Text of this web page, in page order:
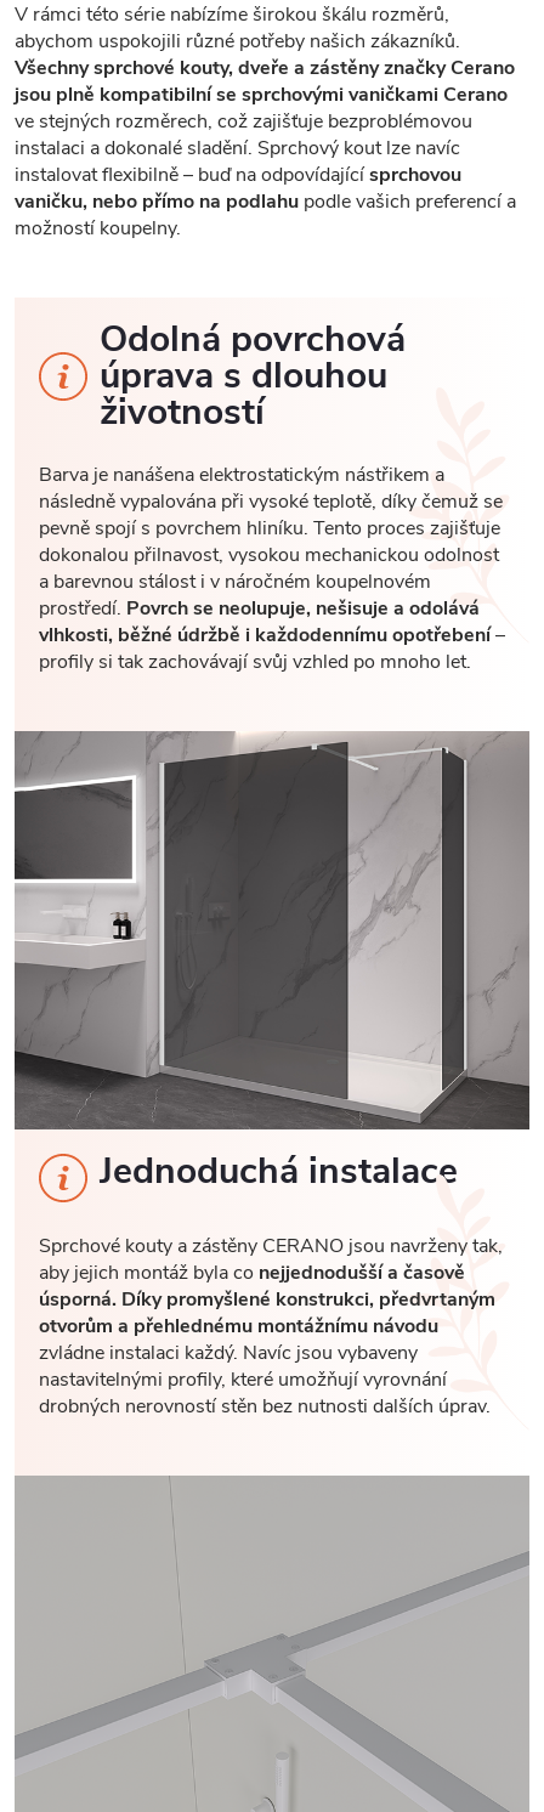
V rámci této série nabízíme širokou škálu rozměrů,
abychom uspokojili různé potřeby našich zákazníků.
Všechny sprchové kouty, dveře a zástěny značky Cerano
jsou plně kompatibilní se sprchovými vaničkami Cerano
ve stejných rozměrech, což zajišťuje bezproblémovou
instalaci a dokonalé sladění. Sprchový kout lze navíc
instalovat flexibilně – buď na odpovídajícísprchovou
vaničku, nebo přímo na podlahu podle vašich preferencí a
možností koupelny.
Odolná povrchová
úprava s dlouhou
životností
Barva je nanášena elektrostatickým nástřikem a
následně vypalována při vysoké teplotě, díky čemuž se
pevně spojí s povrchem hliníku. Tento proces zajišťuje
dokonalou přilnavost, vysokou mechanickou odolnost
a barevnou stálost i v náročném koupelnovém
prostředí. Povrch se neolupuje, nešisuje a odolává
vlhkosti, běžné údržbě i každodennímu opotřebení–
profily si tak zachovávají svůj vzhled po mnoho let.
Jednoduchá instalace
Sprchové kouty a zástěny CERANO jsou navrženy tak,
aby jejich montáž byla co nejjednodušší a časově
úsporná. Díky promyšlené konstrukci, předvrtaným
otvorům a přehlednému montážnímu návodu
zvládne instalaci každý. Navíc jsou vybaveny
nastavitelnými profily, které umožňují vyrovnání
drobných nerovností stěn bez nutnosti dalších úprav.